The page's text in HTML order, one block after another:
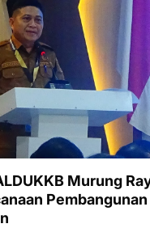
Murung